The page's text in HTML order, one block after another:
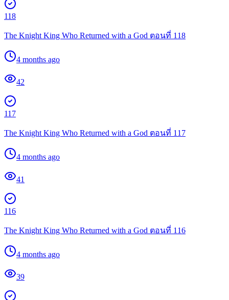
118
The Knight King Who Returned with a God ตอนที่ 118
4 months ago
42
117
The Knight King Who Returned with a God ตอนที่ 117
4 months ago
41
116
The Knight King Who Returned with a God ตอนที่ 116
4 months ago
39